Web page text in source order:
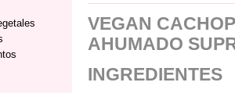
VEGAN
AHUMADO
INGREDIENTES